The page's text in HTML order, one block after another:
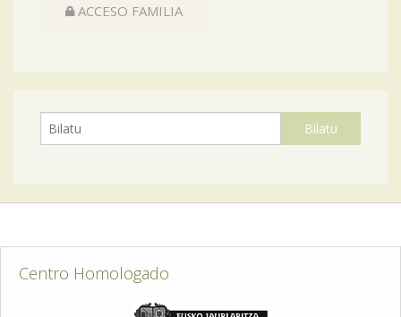
ACCESO FAMILIA
Centro Homologado